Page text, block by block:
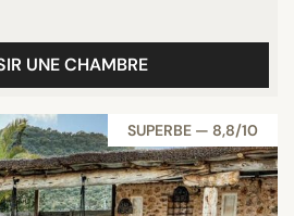
UNE CHAMBRE
SUPERBE — 8,8/10